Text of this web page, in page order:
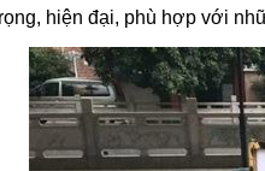
hiện đại, phù hợp với